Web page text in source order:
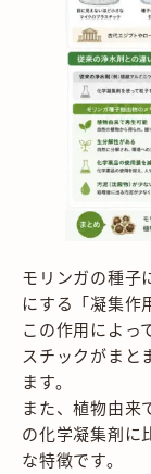
モリンガの種子
にする「凝集作
この作用によっ
スチックがまと
ます。
また、植物由来
の化学凝集剤に
な特徴です。